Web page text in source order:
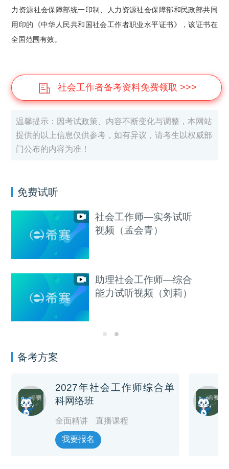
力资源社会保障部统一印制、人力资源社会保障部和民政部共同
用印的《中华人民共和国社会工作者职业水平证书》，该证书在
全国范围有效。
社会工作者备考资料免费领取 >>>
温馨提示：因考试政策、内容不断变化与调整，本网站
提供的以上信息仅供参考，如有异议，请考生以权威部
门公布的内容为准！
免费试听
社会工作师—实务试听
视频（孟会青）
助理社会工作师—综合
能力试听视频（刘莉）
备考方案
2027年社会工作师综合单
科网络班
全面精讲 直播课程
我要报名